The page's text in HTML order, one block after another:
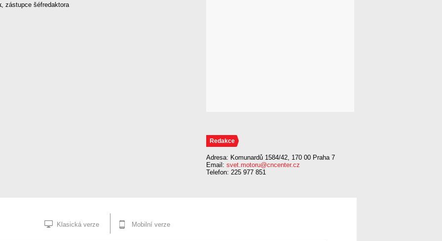
, zástupce šéfredaktora
Redakce
Adresa: Komunardů 1584/42, 170 00 Praha 7
Email: svet.motoru@cncenter.cz
Telefon: 225 977 851
Klasická verze Mobilní verze